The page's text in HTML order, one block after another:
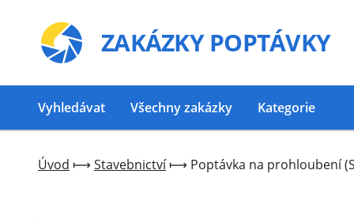
ZAKÁZKY POPTÁVKY
Vyhledávat Všechny zakázky Kategorie
Úvod ⟼ Stavebnictví⟼ Poptávka na prohloubení